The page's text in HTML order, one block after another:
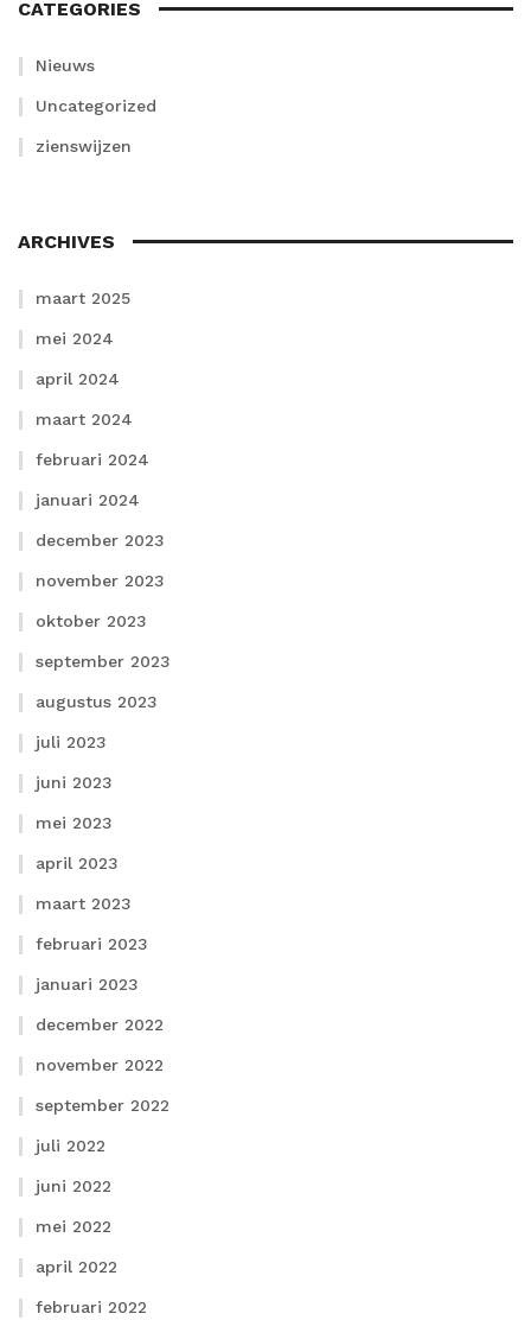
CATEGORIES
Nieuws
Uncategorized
zienswijzen
ARCHIVES
maart 2025
mei 2024
april 2024
maart 2024
februari 2024
januari 2024
december 2023
november 2023
oktober 2023
september 2023
augustus 2023
juli 2023
juni 2023
mei 2023
april 2023
maart 2023
februari 2023
januari 2023
december 2022
november 2022
september 2022
juli 2022
juni 2022
mei 2022
april 2022
februari 2022